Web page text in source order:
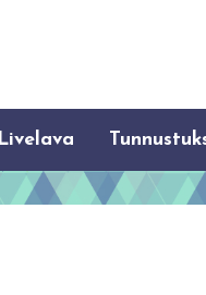
Livelava